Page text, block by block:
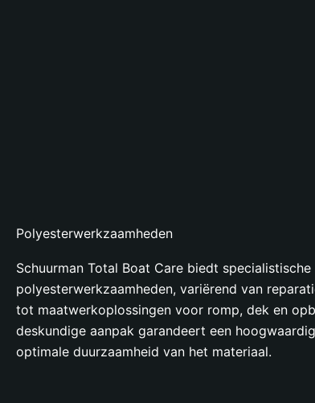
Polyesterwerkzaamheden
Schuurman Total Boat Care biedt specialistische
polyesterwerkzaamheden, variërend van
tot maatwerkoplossingen voor romp, dek en
deskundige aanpak garandeert een
optimale duurzaamheid van het materiaal.